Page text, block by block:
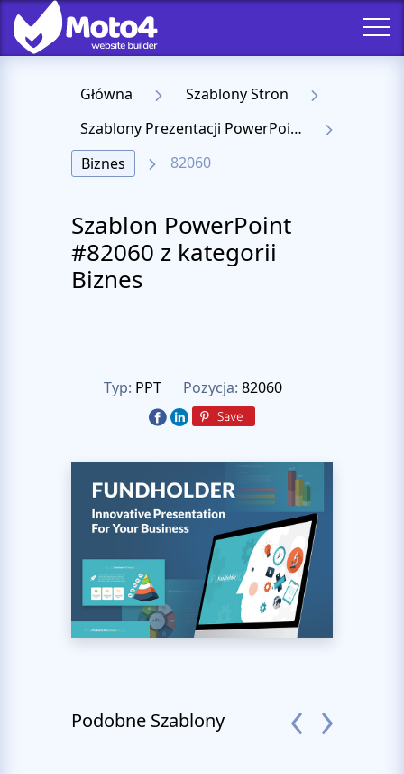
Główna
Szablony Stron
Szablony Prezentacji PowerPoint
Biznes
82060
Szablon PowerPoint
#82060 z kategorii
Biznes
Typ: PPT Pozycja: 82060
Podobne Szablony